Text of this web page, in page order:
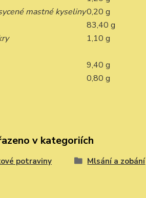
mastné kyseliny0,20 g
83,40 g
1,10 g
9,40 g
0,80 g
v kategoriích
potraviny Mlsání a zobání